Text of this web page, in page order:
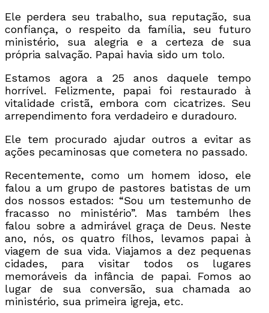
Ele perdera seu trabalho, sua reputação, sua
confiança, o respeito da família, seu futuro
ministério, sua alegria e a certeza de sua
própria salvação. Papai havia sido um tolo.
Estamos agora a 25 anos daquele tempo
horrível. Felizmente, papai foi restaurado à
vitalidade cristã, embora com cicatrizes. Seu
arrependimento fora verdadeiro e duradouro.
Ele tem procurado ajudar outros a evitar as
ações pecaminosas que cometera no passado.
Recentemente, como um homem idoso, ele
falou a um grupo de pastores batistas de um
dos nossos estados: “Sou um testemunho de
fracasso no ministério”. Mas também lhes
falou sobre a admirável graça de Deus. Neste
ano, nós, os quatro filhos, levamos papai à
viagem de sua vida. Viajamos a dez pequenas
cidades, para visitar todos os lugares
memoráveis da infância de papai. Fomos ao
lugar de sua conversão, sua chamada ao
ministério, sua primeira igreja, etc.